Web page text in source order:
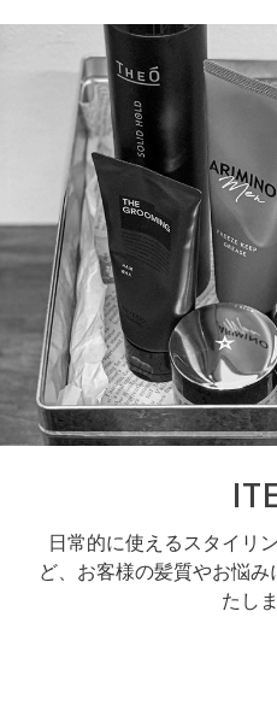
日常的に使えるスタイリ
ど、お客様の髪質やお悩
たし